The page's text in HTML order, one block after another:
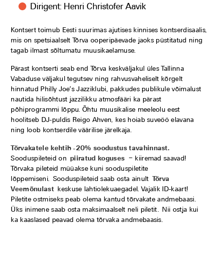
Dirigent: Henri Christofer Aavik
Kontsert toimub Eesti suurimas ajutises kinnises kontserdisaalis,
mis on spetsiaalselt Tõrva ooperipäevade jaoks püstitatud ning
tagab ilmast sõltumatu muusikaelamuse.
Pärast kontserti seab end Tõrva keskväljakul üles Tallinna
Vabaduse väljakul tegutsev ning rahvusvaheliselt kõrgelt
hinnatud Philly Joe’s Jazziklubi, pakkudes publikule võimalust
nautida hilisõhtust jazzilikku atmosfääri ka pärast
põhiprogrammi lõppu. Õhtu muusikalise meeleolu eest
hoolitseb DJ-puldis Reigo Ahven, kes hoiab suveöö elavana
ning loob kontserdile väärilise järelkaja.
Tõrvakatele kehtib -20% soodustus tavahinnast.
Sooduspileteid onpiiratud koguses – kiiremad saavad!
Tõrvaka pileteid müüakse kuni sooduspiletite
lõppemiseni. Sooduspileteid saab osta ainultTõrva
Veemõnulast keskuse lahtiolekuaegadel. Vajalik ID-kaart!
Piletite ostmiseks peab olema kantud tõrvakate andmebaasi.
Üks inimene saab osta maksimaalselt neli piletit. Nii ostja kui
ka kaaslased peavad olema tõrvaka andmebaasis.